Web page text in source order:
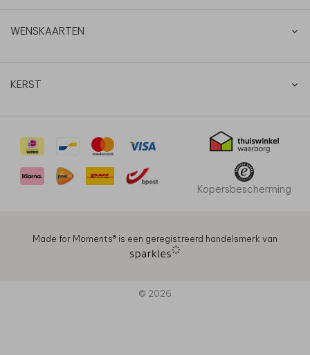
WENSKAARTEN
KERST
Kopersbescherming
Made for Moments®️ is een geregistreerd handelsmerk van
© 2026